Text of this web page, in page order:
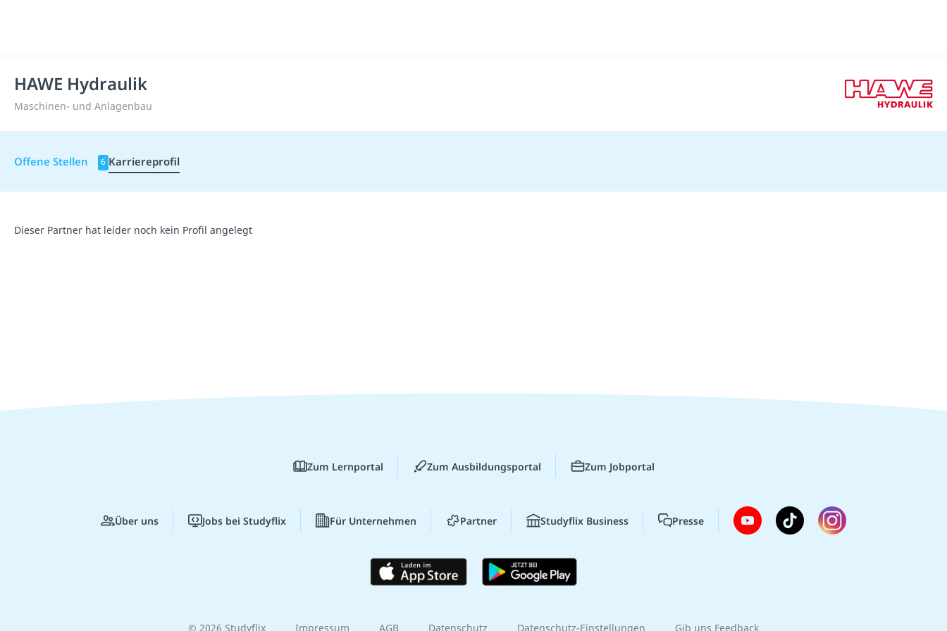
HAWE Hydraulik
Maschinen- und Anlagenbau
Offene Stellen 6 Karriereprofil
Dieser Partner hat leider noch kein Profil angelegt
Zum Lernportal Zum Ausbildungsportal Zum Jobportal
Über uns Jobs bei Studyflix Für Unternehmen Partner Studyflix Business Presse
© 2026 Studyflix Impressum AGB Datenschutz Datenschutz-Einstellungen Gib uns Feedback